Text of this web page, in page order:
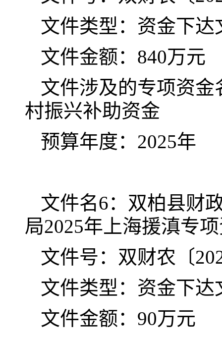
文件类型：资金下达
文件金额：840万元
文件涉及的专项资
村振兴补助资金
预算年度：2025年
文件名6：双柏县财
局2025年上海援滇专
文件号：双财农〔
文件类型：资金下达
文件金额：90万元